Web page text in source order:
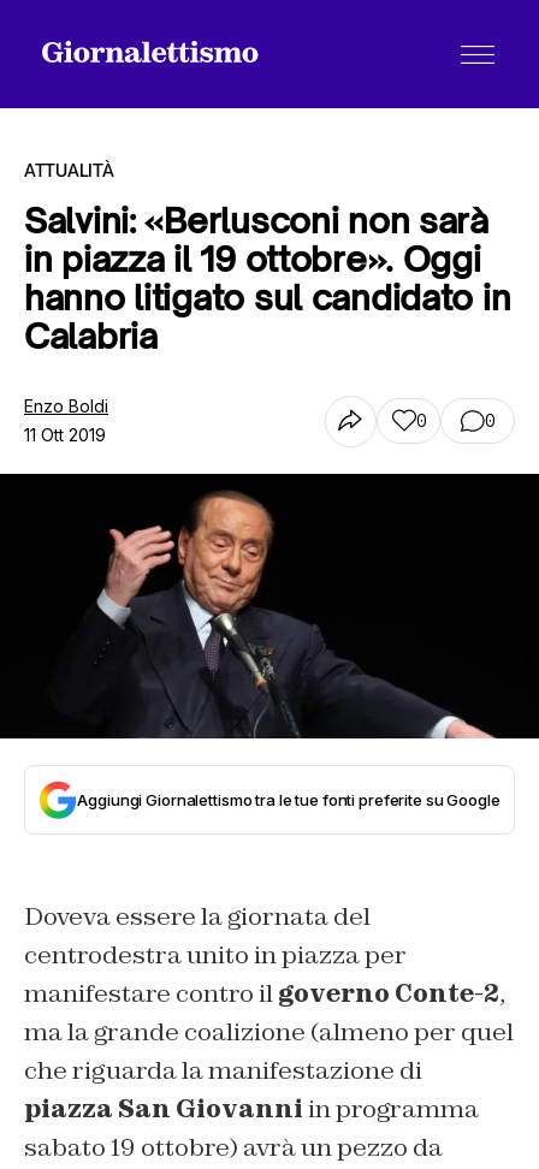
Tutti gli articoli
ATTUALITÀ
Salvini: «Berlusconi non sarà
in piazza il 19 ottobre». Oggi
hanno litigato sul candidato in
Calabria
Enzo Boldi
11 Ott 2019
0 0
Aggiungi Giornalettismo tra le tue fonti preferite su Google
Doveva essere la giornata del
centrodestra unito in piazza per
manifestare contro ilgoverno Conte-2,
ma la grande coalizione (almeno per quel
che riguarda la manifestazione di
piazza San Giovanniin programma
sabato 19 ottobre) avrà un pezzo da